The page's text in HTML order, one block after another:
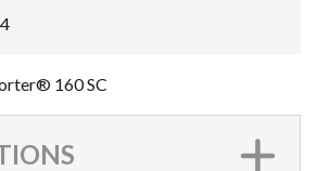
160 SC